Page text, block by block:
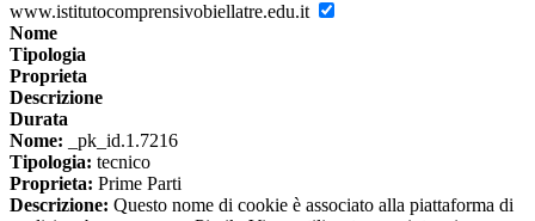
www.istitutocomprensivobiellatre.edu.it
Nome
Tipologia
Proprieta
Descrizione
Durata
Nome: _pk_id.1.7216
Tipologia: tecnico
Proprieta: Prime Parti
Descrizione: Questo nome di cookie è associato alla piattaforma di